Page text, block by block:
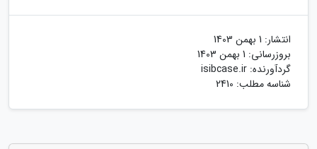
انتشار: 1 بهمن 1403
بروزرسانی: 1 بهمن 1403
گردآورنده: isibcase.ir
شناسه مطلب: 2410